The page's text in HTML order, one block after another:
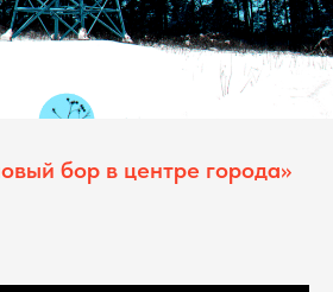
бор в центре города»